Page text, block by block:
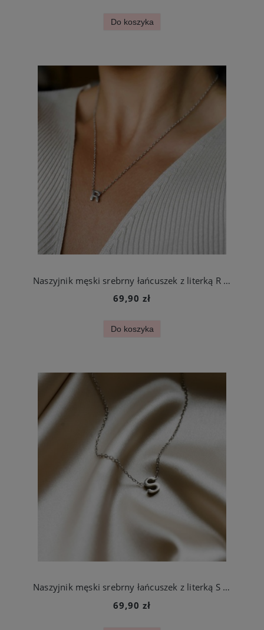
Do koszyka
Naszyjnik męski srebrny łańcuszek z literką R ze stali chirurgicznej
69,90 zł
Do koszyka
Naszyjnik męski srebrny łańcuszek z literką S ze stali chirurgicznej
69,90 zł